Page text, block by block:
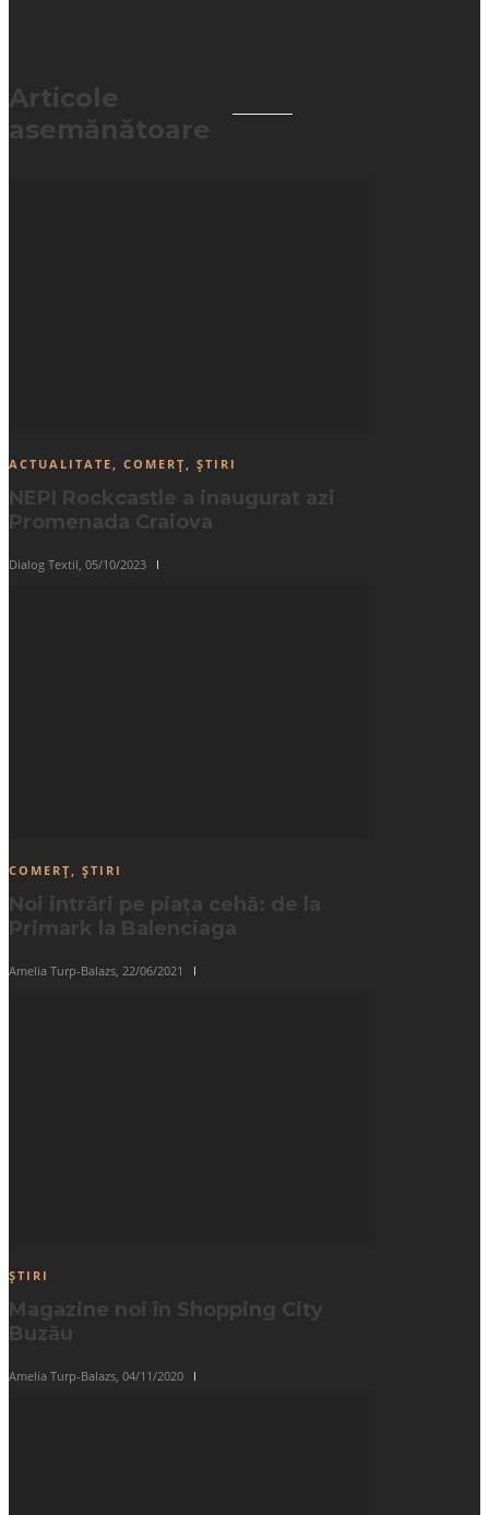
Articole
asemănătoare
ACTUALITATE, COMERȚ, ȘTIRI
NEPI Rockcastle a inaugurat azi
Promenada Craiova
Dialog Textil, 05/10/2023
COMERȚ ȘTIRI
Noi intrări pe piața cehă: de la
Primark la Balenciaga
Amelia Turp-Balazs 22/06/2021
ȘTIRI
Magazine noi în Shopping City
Buzău
Amelia Turp-Balazs, 04/11/2020